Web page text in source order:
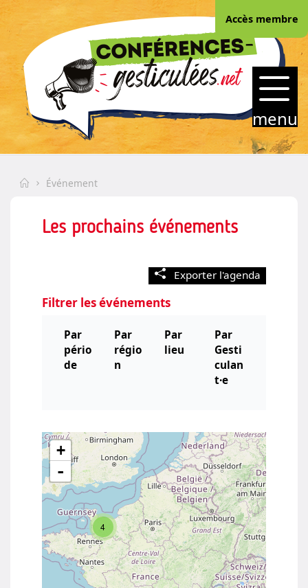
Skip
content
CONFERENCES-
GESTICULEES.NET
menu
Accès membre
HomeÉvénement
Les prochains événements
Exporter l'agenda
Filtrer les événements
Par
pério
de
Par
régio
n
Par
lieu
Par
Gesti
culan
t·e
4
+
-